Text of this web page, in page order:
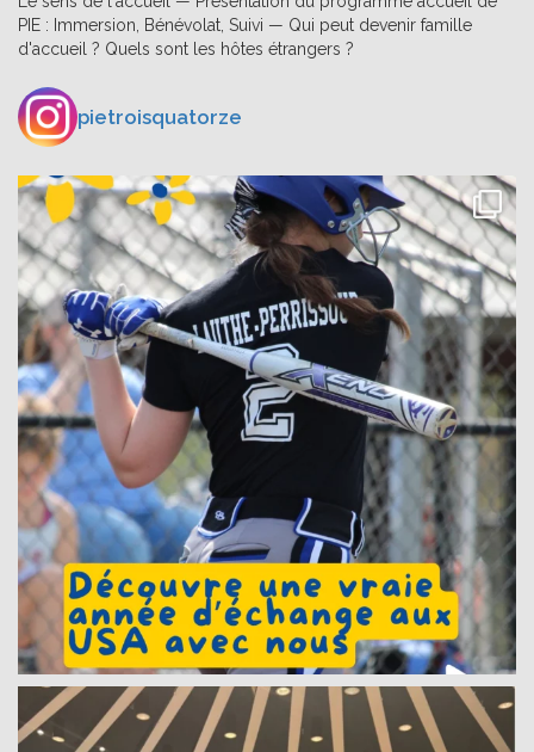
PIE : Immersion, Bénévolat, Suivi — Qui peut devenir famille
d'accueil ? Quels sont les hôtes étrangers ?
pietroisquatorze